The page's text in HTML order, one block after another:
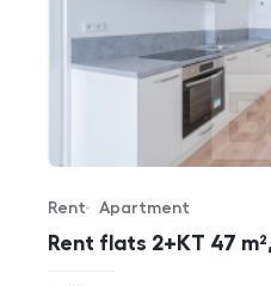
Rent flats 2+KT 47
Offer type
Rent
Property type
Apartment